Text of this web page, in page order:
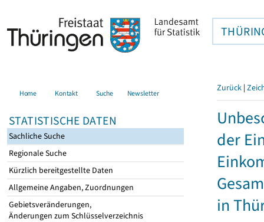
Home Kontakt Suche Newsletter
STATISTISCHE DATEN
Sachliche Suche
Regionale Suche
Kürzlich bereitgestellte Daten
Allgemeine Angaben, Zuordnungen
Gebietsveränderungen,
Änderungen zum Schlüsselverzeichnis
Zurück |
der
in